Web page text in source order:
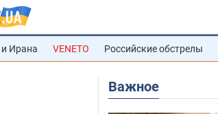
Ирана VENETO Российские обстрелы
Важное